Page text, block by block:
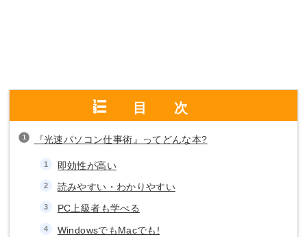
目次
『光速パソコン仕事術』ってどんな本?
即効性が高い
読みやすい・わかりやすい
PC上級者も学べる
WindowsでもMacでも!